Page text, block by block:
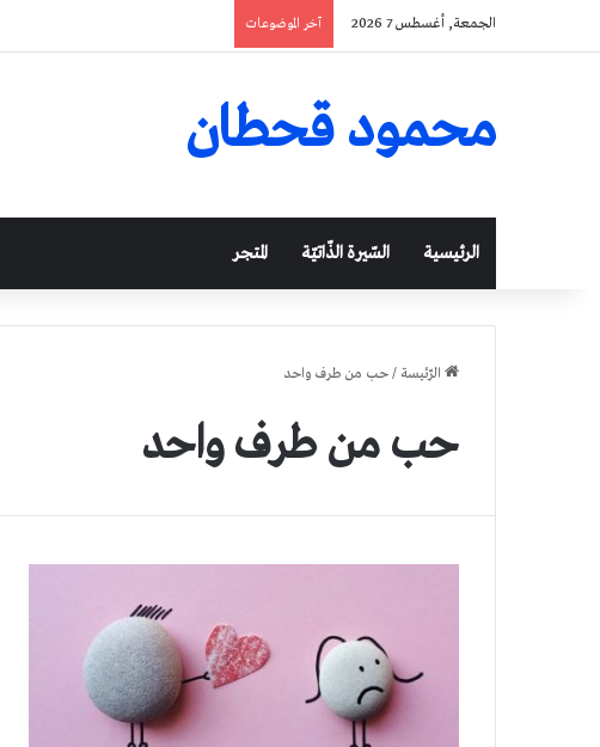
الجمعة, أغسطس 7 2026 آخر الموضوعات
محمود قحطان
الرئيسية السّيرة الذّاتيّة المتجر
الرّئيسة /حب من طرف واحد
حب من طرف واحد